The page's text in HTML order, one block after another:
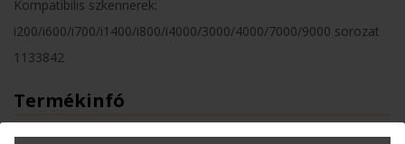
Kompatibilis szkennerek:
i200/i600/i700/i1400/i800/i4000/3000/4000/7000/9000 sorozat
1133842
Termékinfó